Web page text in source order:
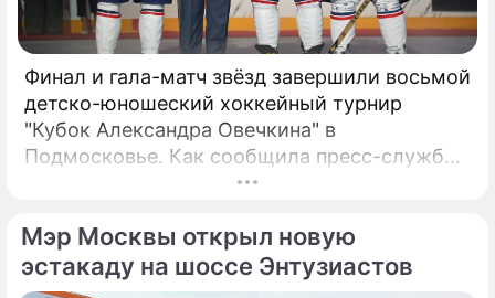
Финал и гала-матч звёзд завершили восьмой
детско-юношеский хоккейный турнир
"Кубок Александра Овечкина" в
Подмосковье. Как сообщила пресс-служба
регионального правительства, губернатор
сделал символическое сбрасывание шайбы
на «Арене Мытищи».
Мэр Москвы открыл новую
эстакаду на шоссе Энтузиастов